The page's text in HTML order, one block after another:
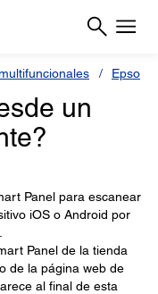
Epson L
un
Panel para escanear
iOS o Android por
Panel de la tienda
de la página web de
al final de esta